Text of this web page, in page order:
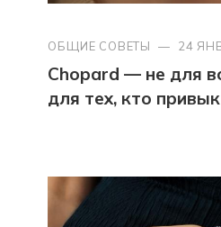
ОБЩИЕ СОВЕТЫ — 24
Chopard — не для
для тех, кто